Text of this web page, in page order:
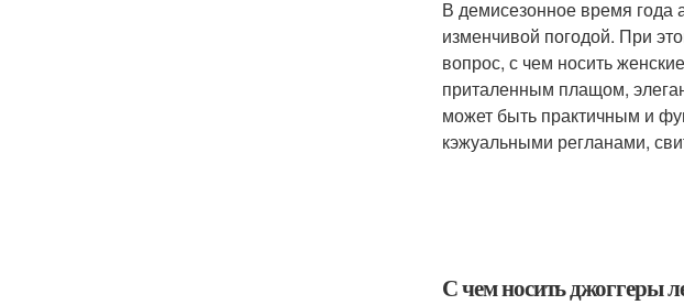
В демисезонное время года
изменчивой погодой. При
вопрос, с чем носить
приталенным плащом,
может быть практичным и
кэжуальными регланами,
С чем носить джоггеры